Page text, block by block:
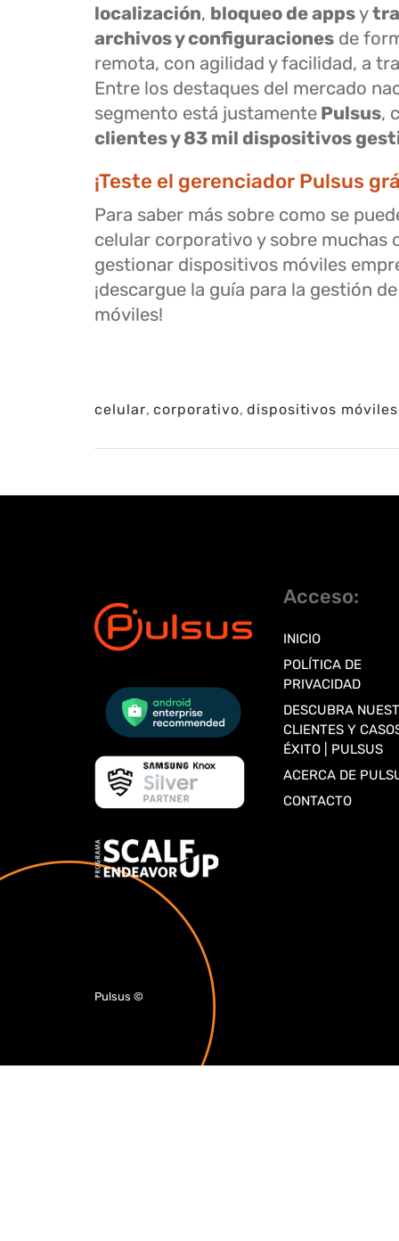
localización, bloqueo de appsy
archivos y configuraciones de
remota, con agilidad y facilidad, a
Entre los destaques del mercado
segmento está justamente Pulsus,
clientes y 83 mil dispositivos
¡Teste el gerenciador Pulsus
Para saber más sobre como se
celular corporativo y sobre muchas
gestionar dispositivos móviles
¡descargue la guía para la gestión
móviles!
celular, corporativo, dispositivos móviles
Acceso:
INICIO
POLÍTICA DE
PRIVACIDAD
DESCUBRA
CLIENTES Y
ÉXITO | PULSUS
ACERCA DE
CONTACTO
Pulsus ©